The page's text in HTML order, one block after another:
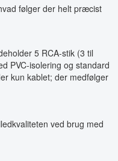
følger der helt præcist
5 RCA-stik (3 til
PVC-isolering og standard
kun kablet; der medfølger
ved brug med